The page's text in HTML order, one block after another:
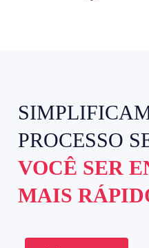
PROCESSO
VOCÊ SER
MAIS